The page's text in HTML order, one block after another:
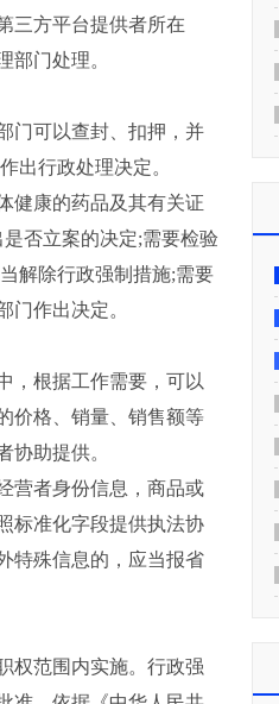
三方平台提供者所在
部门处理。
门可以查封、扣押，并
出行政处理决定。
康的药品及其有关证
否立案的决定;需要检验
解除行政强制措施;需要
作出决定。
根据工作需要，可以
价格、销量、销售额等
协助提供。
营者身份信息，商品或
标准化字段提供执法协
特殊信息的，应当报省
范围内实施。行政强